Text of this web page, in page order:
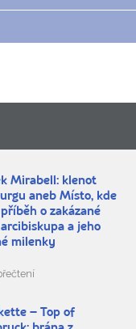
Mirabell: klenot
aneb Místo, kde
o zakázané
arcibiskupa a jeho
milenky
– Top of